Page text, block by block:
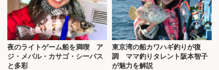
夜のライトゲーム船を満喫 ア
ジ・メバル・カサゴ・シーバス
と多彩
東京湾の船カワハギ釣りが復
調 ママ釣りタレント阪本智子
が魅力を解説